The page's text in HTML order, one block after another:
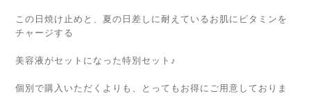
この日焼け止めと、夏の日差しに耐えているお肌にビタミンを
チャージする
美容液がセットになった特別セット♪
個別で購入いただくよりも、とってもお得にご用意しておりま